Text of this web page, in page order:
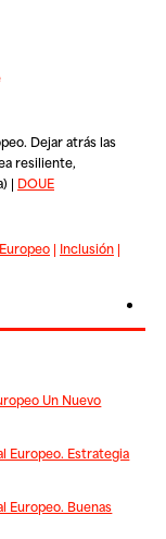
Dejar atrás las
resiliente,
| DOUE
| Inclusión|
Un Nuevo
Europeo. Estrategia
Europeo. Buenas